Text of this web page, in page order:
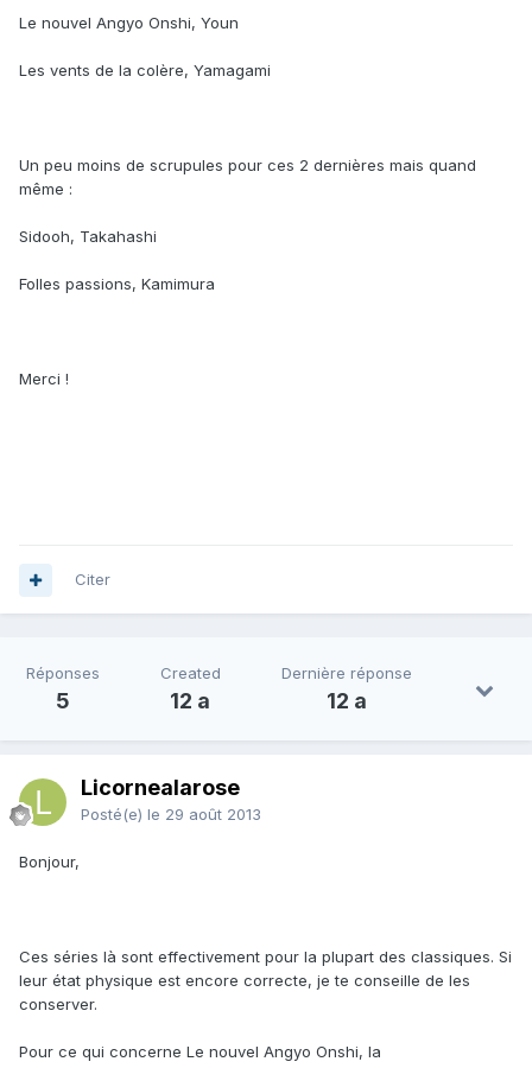
Le nouvel Angyo Onshi, Youn
Les vents de la colère, Yamagami
Un peu moins de scrupules pour ces 2 dernières mais quand
même :
Sidooh, Takahashi
Folles passions, Kamimura
Merci !
Citer
Réponses
5
Created
12 a
Dernière réponse
12 a
Licornealarose
Posté(e) le 29 août 2013
Bonjour,
Ces séries là sont effectivement pour la plupart des classiques. Si
leur état physique est encore correcte, je te conseille de les
conserver.
Pour ce qui concerne Le nouvel Angyo Onshi, la